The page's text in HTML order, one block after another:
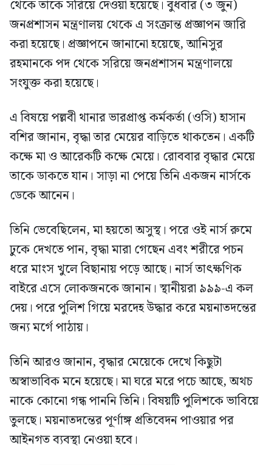
থেকে তাকে সরিয়ে দেওয়া হয়েছে। বুধবার (৩ জুন)
জনপ্রশাসন মন্ত্রণালয় থেকে এ সংক্রান্ত প্রজ্ঞাপন জারি
করা হয়েছে। প্রজ্ঞাপনে জানানো হয়েছে, আনিসুর
রহমানকে পদ থেকে সরিয়ে জনপ্রশাসন মন্ত্রণালয়ে
সংযুক্ত করা হয়েছে।
এ বিষয়ে পল্লবী থানার ভারপ্রাপ্ত কর্মকর্তা (ওসি) হাসান
বশির জানান, বৃদ্ধা তার মেয়ের বাড়িতে থাকতেন। একটি
কক্ষে মা ও আরেকটি কক্ষে মেয়ে। রোববার বৃদ্ধার মেয়ে
তাকে ডাকতে যান। সাড়া না পেয়ে তিনি একজন নার্সকে
ডেকে আনেন।
তিনি ভেবেছিলেন, মা হয়তো অসুস্থ। পরে ওই নার্স রুমে
ঢুকে দেখতে পান, বৃদ্ধা মারা গেছেন এবং শরীরে পচন
ধরে মাংস খুলে বিছানায় পড়ে আছে। নার্স তাৎক্ষণিক
বাইরে এসে লোকজনকে জানান। স্থানীয়রা ৯৯৯-এ কল
দেয়। পরে পুলিশ গিয়ে মরদেহ উদ্ধার করে ময়নাতদন্তের
জন্য মর্গে পাঠায়।
তিনি আরও জানান, বৃদ্ধার মেয়েকে দেখে কিছুটা
অস্বাভাবিক মনে হয়েছে। মা ঘরে মরে পচে আছে, অথচ
নাকে কোনো গন্ধ পাননি তিনি। বিষয়টি পুলিশকে ভাবিয়ে
তুলছে। ময়নাতদন্তের পূর্ণাঙ্গ প্রতিবেদন পাওয়ার পর
আইনগত ব্যবস্থা নেওয়া হবে।